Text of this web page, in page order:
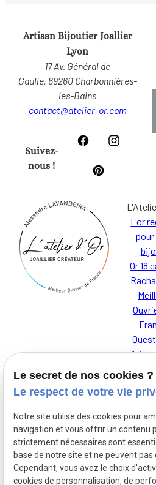
Artisan Bijoutier Joallier
Lyon
17 Av. Général de
Gaulle, 69260 Charbonnières-
les-Bains
contact@atelier-or.com
Suivez-
nous !
L'or
Or 18
Je t'AdOR
L'Atelier d'Or,
découvrez nos
bijoux pour
Le secret de nos cookies ?
Le respect de votre vie
Notre site utilise des cookies pour
navigation et vous offrir un contenu
strictement nécessaires sont
base de notre site et ne peuvent pas
Cependant, vous avez le choix
cookies de personnalisation, de